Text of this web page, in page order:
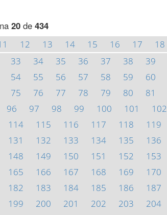
20 de 434
12 13 14 15 16 17 18
33 34 35 36 37 38 39
54 55 56 57 58 59 60
75 76 77 78 79 80 81
96 97 98 99 100 101 102
114 115 116 117 118 119
131 132 133 134 135 136
148 149 150 151 152 153
165 166 167 168 169 170
182 183 184 185 186 187
199 200 201 202 203 204